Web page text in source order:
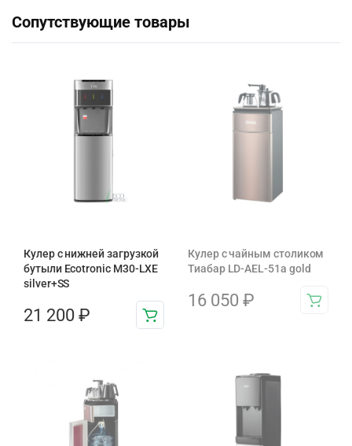
Сопутствующие товары
Кулер с нижней загрузкой
бутыли Ecotronic M30-LXE
silver+SS
21 200 ₽
Кулер с чайным столиком
Тиабар LD-AEL-51а gold
16 050 ₽